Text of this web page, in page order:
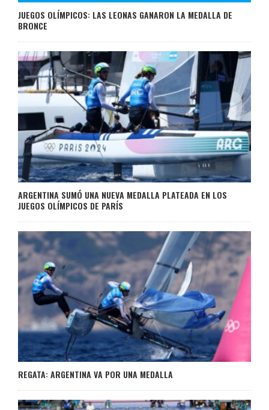
JUEGOS OLÍMPICOS: LAS LEONAS GANARON LA MEDALLA DE
BRONCE
ARGENTINA SUMÓ UNA NUEVA MEDALLA PLATEADA EN LOS
JUEGOS OLÍMPICOS DE PARÍS
REGATA: ARGENTINA VA POR UNA MEDALLA